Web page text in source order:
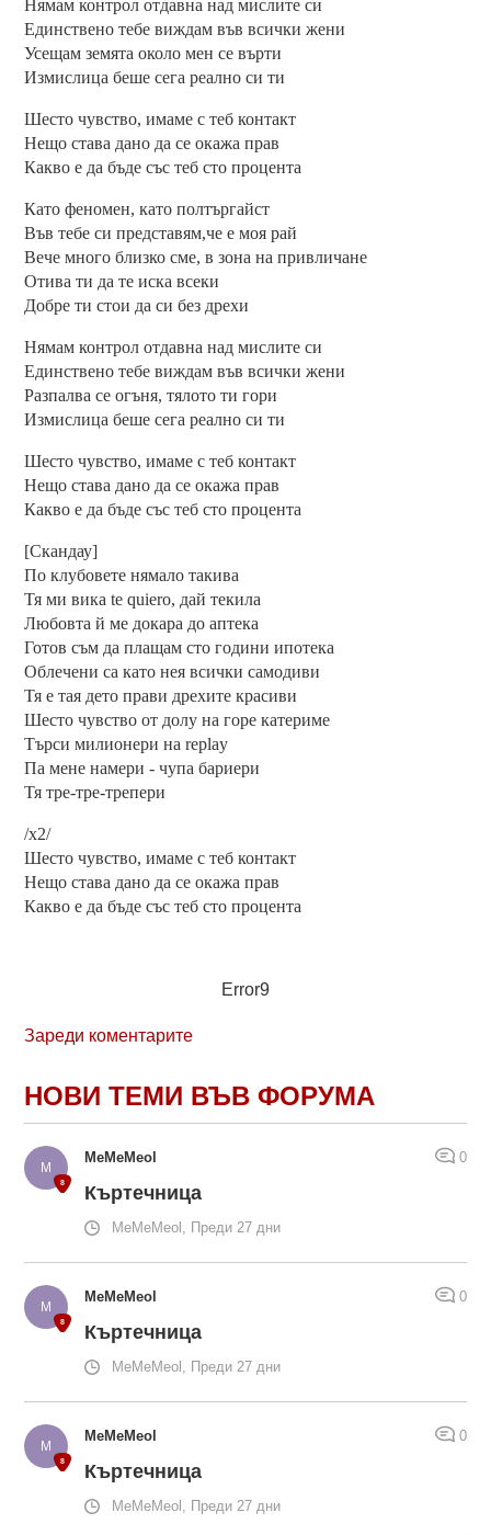
Нямам контрол отдавна над мислите си
Единствено тебе виждам във всички жени
Усещам земята около мен се върти
Измислица беше сега реално си ти
Шесто чувство, имаме с теб контакт
Нещо става дано да се окажа прав
Какво е да бъде със теб сто процента
Като феномен, като полтъргайст
Във тебе си представям,че е моя рай
Вече много близко сме, в зона на привличане
Отива ти да те иска всеки
Добре ти стои да си без дрехи
Нямам контрол отдавна над мислите си
Единствено тебе виждам във всички жени
Разпалва се огъня, тялото ти гори
Измислица беше сега реално си ти
Шесто чувство, имаме с теб контакт
Нещо става дано да се окажа прав
Какво е да бъде със теб сто процента
[Скандау]
По клубовете нямало такива
Тя ми вика te quiero, дай текила
Любовта й ме докара до аптека
Готов съм да плащам сто години ипотека
Облечени са като нея всички самодиви
Тя е тая дето прави дрехите красиви
Шесто чувство от долу на горе катериме
Търси милионери на replay
Па мене намери - чупа бариери
Тя тре-тре-трепери
/x2/
Шесто чувство, имаме с теб контакт
Нещо става дано да се окажа прав
Какво е да бъде със теб сто процента
Error9
Зареди коментарите
НОВИ ТЕМИ ВЪВ ФОРУМА
MeMeMeol 0
Къртечница
MeMeMeol, Преди 27 дни
MeMeMeol 0
Къртечница
MeMeMeol, Преди 27 дни
MeMeMeol 0
Къртечница
MeMeMeol, Преди 27 дни